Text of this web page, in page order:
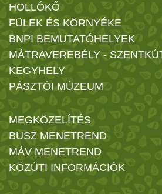
HOLLÓKŐ
FÜLEK ÉS KÖRNYÉKE
BNPI BEMUTATÓHELYEK
MÁTRAVEREBÉLY -
KEGYHELY
PÁSZTÓI MÚZEUM
MEGKÖZELÍTÉS
BUSZ MENETREND
MÁV MENETREND
KÖZÚTI INFORMÁCIÓK